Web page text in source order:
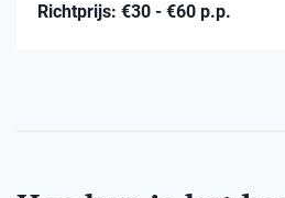
Richtprijs: €30 - €60 p.p.